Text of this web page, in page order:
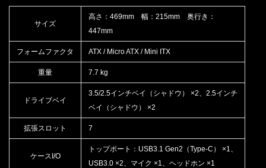
サイズ
高さ：469mm 幅：215mm 奥行き：
447mm
フォームファクタ ATX / Micro ATX / Mini ITX
重量 7.7 kg
ドライブベイ
3.5/2.5インチベイ（シャドウ） ×2、2.5インチ
ベイ（シャドウ） ×2
拡張スロット 7
ケースI/O
トップポート：USB3.1 Gen2（Type-C） ×1、
USB3.0 ×2、マイク ×1、ヘッドホン ×1